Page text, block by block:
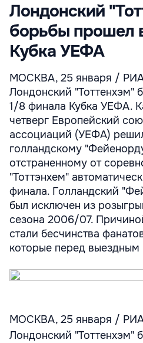
Лондонский
борьбы прошел
Кубка УЕФА
МОСКВА, 25 января /
Лондонский "Тоттенхэм"
1/8 финала Кубка УЕФА.
четверг Европейский
ассоциаций (УЕФА)
голландскому
отстраненному от
"Тоттэнхем"
финала. Голландский
был исключен из
сезона 2006/07.
стали бесчинства
которые перед выездным
МОСКВА, 25 января /
Лондонский "Тоттенхэм"